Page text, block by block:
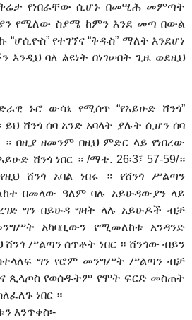
ቅሬታ የነበራቸው ሲሆኑ በመሢሕ መምጣት
የሚለው ስያሜ ከምን እንደ መጣ በውል
“ሆሲዮስ” የተገኘና “ቅዱስ” ማለት እንደሆነ
እንዲህ ባለ ልዩነት በነገሠበት ጊዜ ወደዚህ
ኑሮ ውሳኔ የሚሰጥ “የአይሁድ ሸንጎ”
ሸንጎ ሰባ አንድ አባላት ያሉት ሲሆን ሰባ
በዚያ ዘመንም በዚህ ምድር ላይ የነበረው
ሸንጎ ነበር ። /ማቴ. 26፡3፤ 57-59/።
ሸንጎ አባል ነበሩ ። የሸንጎ ሥልጣን
በመላው ዓለም ባሉ አይሁዳውያን ላይ
ግን በይሁዳ ግዛት ላሉ አይሁዶች ብቻ
አካባቢውን የሚመለከቱ አንዳንድ
ሥልጣን ሰጥቶት ነበር ። ሸንጎው ብይን
ግን የሮም መንግሥት ሥልጣን ብቻ
ጲላጦስ የወሰዱትም የሞት ፍርድ መስጠት
ነበር ።
እንጥቀስ፡-